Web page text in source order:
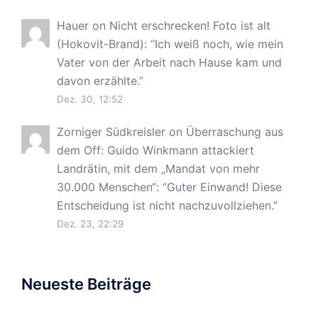
Hauer on Nicht erschrecken! Foto ist alt
(Hokovit-Brand): “Ich weiß noch, wie mein
Vater von der Arbeit nach Hause kam und
davon erzählte.”
Dez. 30, 12:52
Zorniger Südkreisler on Überraschung aus
dem Off: Guido Winkmann attackiert
Landrätin, mit dem „Mandat von mehr
30.000 Menschen“: “Guter Einwand! Diese
Entscheidung ist nicht nachzuvollziehen.”
Dez. 23, 22:29
Neueste Beiträge